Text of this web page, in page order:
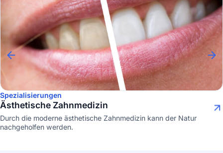
Spezialisierungen
Ästhetische Zahnmedizin
Durch die moderne ästhetische Zahnmedizin kann der Natur
nachgeholfen werden.